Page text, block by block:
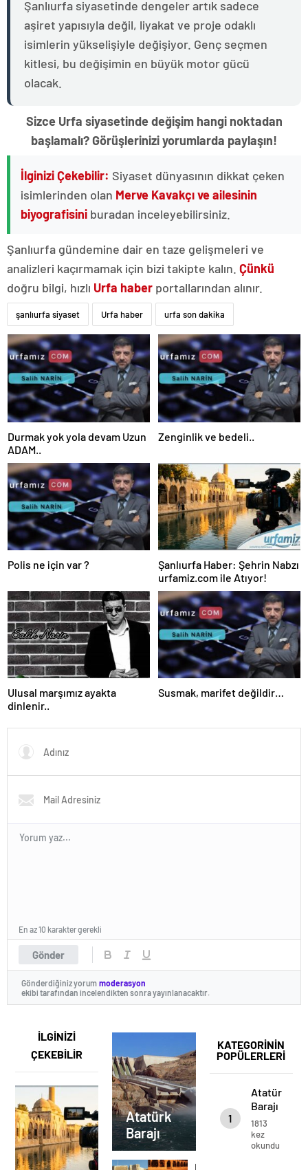
Şanlıurfa siyasetinde dengeler artık sadece
aşiret yapısıyla değil, liyakat ve proje odaklı
isimlerin yükselişiyle değişiyor. Genç seçmen
kitlesi, bu değişimin en büyük motor gücü
olacak.
Sizce Urfa siyasetinde değişim hangi noktadan
başlamalı? Görüşlerinizi yorumlarda paylaşın!
İlginizi Çekebilir: Siyaset dünyasının dikkat çeken
isimlerinden olan Merve Kavakçı ve ailesinin
biyografisini buradan inceleyebilirsiniz.
Şanlıurfa gündemine dair en taze gelişmeleri ve
analizleri kaçırmamak için bizi takipte kalın. Çünkü
doğru bilgi, hızlı Urfa haber portallarından alınır.
şanlıurfa siyaset Urfa haber urfa son dakika
Durmak yok yola devam Uzun
ADAM..
Zenginlik ve bedeli..
Polis ne için var ?
Şanlıurfa Haber: Şehrin Nabzı
urfamiz.com ile Atıyor!
Ulusal marşımız ayakta
dinlenir..
Susmak, marifet değildir…
Gönder
En az 10 karakter gerekli
Gönderdiğiniz yorum moderasyon
ekibi tarafından incelendikten sonra yayınlanacaktır.
KATEGORİNİN
POPÜLERLERİ
1
Atatürk
Barajı
1813
kez
okundu
İLGİNİZİ
ÇEKEBİLİR
Atatürk
Barajı
Belediyemizden